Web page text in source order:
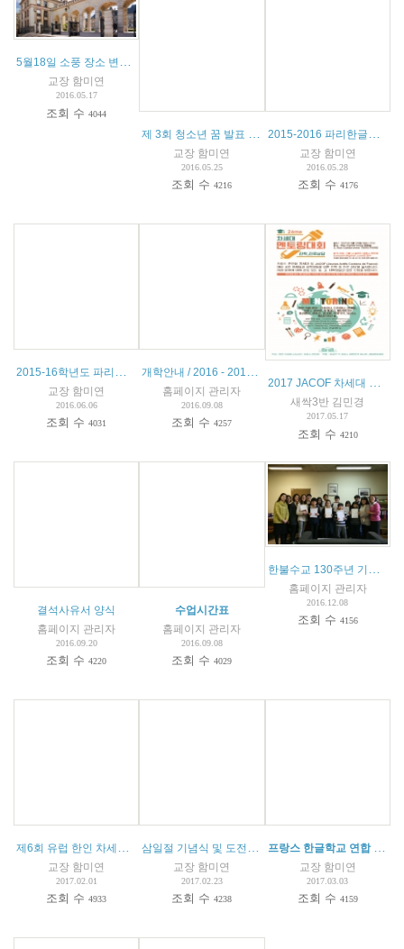
5월18일 소풍 장소 변경 안내
교장 함미연
2016.05.17
조회 수4044
교장 함미연
2016.05.25
조회 수4216
교장 함미연
2016.05.28
조회 수 4176
교장 함미연
2016.06.06
조회 수4031
홈페이지 관리자
2016.09.08
조회 수4257
2017 JACOF 차세대 멘토링 대회
새싹3반 김민경
2017.05.17
조회 수 4210
결석사유서 양식
홈페이지 관리자
2016.09.20
조회 수4220
수업시간표
홈페이지 관리자
2016.09.08
조회 수4029
홈페이지 관리자
2016.12.08
조회 수 4156
교장 함미연
2017.02.01
조회 수4933
교장 함미연
2017.02.23
조회 수4238
교장 함미연
2017.03.03
조회 수 4159